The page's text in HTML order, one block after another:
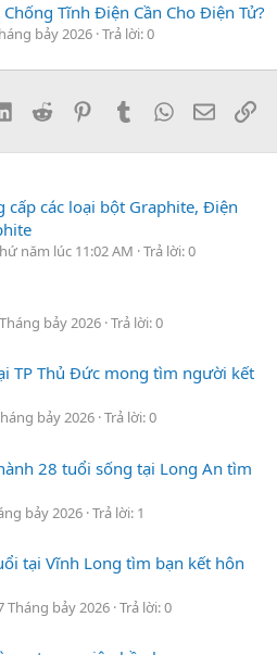
Tĩnh Điện Cần Cho Điện Tử?
bảy 2026 Trả lời: 0
LinkedInReddit PinterestTumblrWhatsApp
Email
cấp các loại bột Graphite, Điện
năm lúc 11:02 AM Trả lời: 0
bảy 2026 Trả lời: 0
TP Thủ Đức mong tìm người kết
bảy 2026 Trả lời: 0
28 tuổi sống tại Long An tìm
bảy 2026 Trả lời: 1
tại Vĩnh Long tìm bạn kết hôn
Tháng bảy 2026 Trả lời: 0